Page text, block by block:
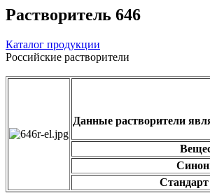
Растворитель 646
Каталог продукции
Российские растворители
Данные растворители